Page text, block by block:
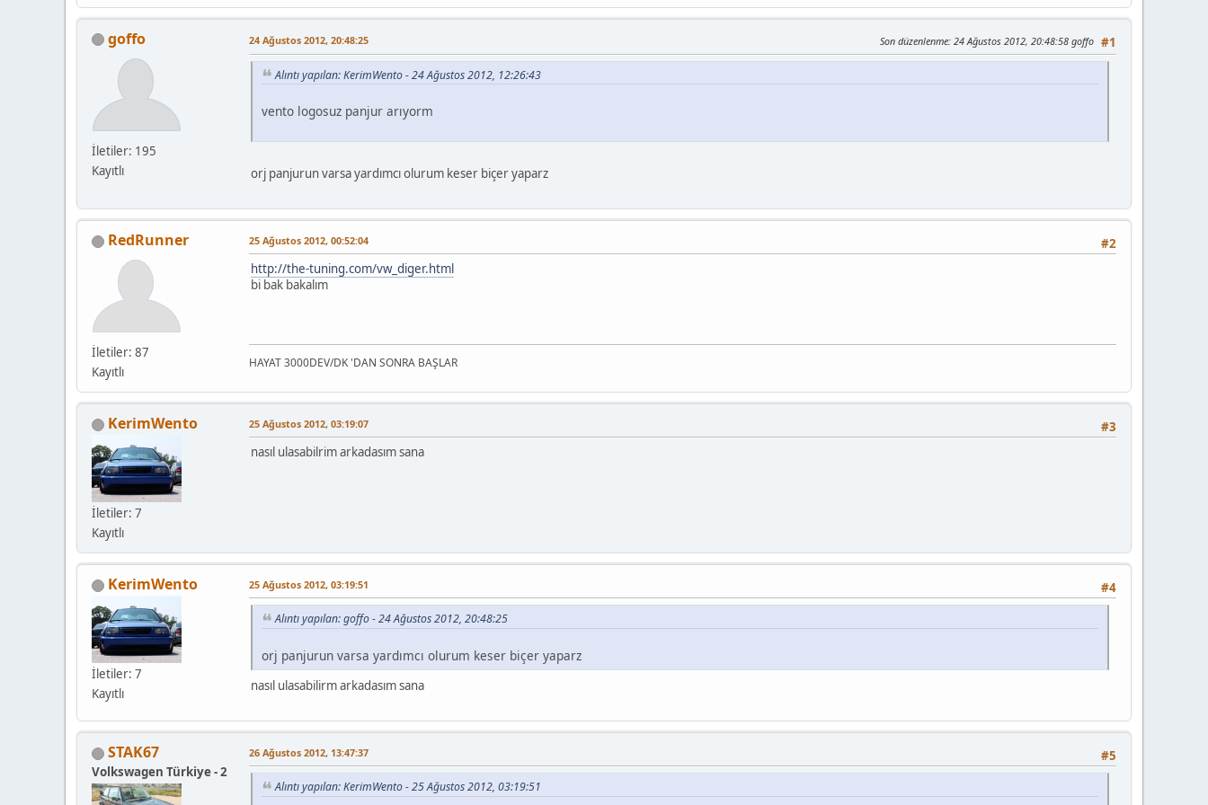
goffo
İletiler: 195
Kayıtlı
#1
24 Ağustos 2012, 20:48:25 Son düzenlenme: 24 Ağustos 2012, 20:48:58 goffo
Alıntı yapılan: KerimWento - 24 Ağustos 2012, 12:26:43
vento logosuz panjur arıyorm
orj panjurun varsa yardımcı olurum keser biçer yaparz
RedRunner
İletiler: 87
Kayıtlı
#2
25 Ağustos 2012, 00:52:04
http://the-tuning.com/vw_diger.html
bi bak bakalım
HAYAT 3000DEV/DK 'DAN SONRA BAŞLAR
KerimWento
İletiler: 7
Kayıtlı
#3
25 Ağustos 2012, 03:19:07
nasıl ulasabilrim arkadasım sana
KerimWento
İletiler: 7
Kayıtlı
#4
25 Ağustos 2012, 03:19:51
Alıntı yapılan: goffo - 24 Ağustos 2012, 20:48:25
orj panjurun varsa yardımcı olurum keser biçer yaparz
nasıl ulasabilirm arkadasım sana
STAK67
Volkswagen Türkiye - 2
#5
26 Ağustos 2012, 13:47:37
Alıntı yapılan: KerimWento - 25 Ağustos 2012, 03:19:51